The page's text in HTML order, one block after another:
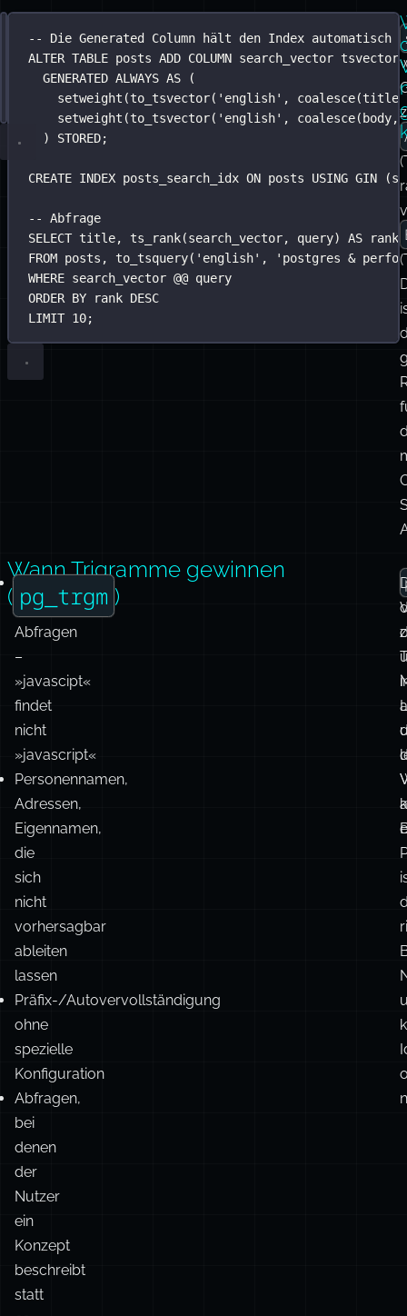
bewertete
Suche
über
natürlichsprachlichen
WHERE search_vector @@ to_tsquery( 'english', '
AND published_at
Volltextsuche
einrichten
-- Die Generated Column hält den Index automatisch
ALTER
TABLE posts ADD COLUMN search_vector tsvector
setweight(to_tsvector(
setweight(to_tsvector( 'english' , coalesce
) STORED;
CREATE INDEX posts_search_idx GIN
-- Abfrage
FROM
postgres &
Tippfehler
in
Abfragen
–
»javascipt«
findet
nicht
»javascript«
Personennamen,
Adressen,
Eigennamen,
die
sich
nicht
vorhersagbar
ableiten
lassen
Präfix-/Autovervollständigung
ohne
spezielle
Konfiguration
Abfragen,
bei
denen
der
Wann Trigramme gewinnen
pg_trgm